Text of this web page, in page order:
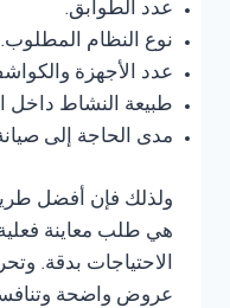
عدد الطوابق.
نوع النظام المطلوب.
عدد الأجهزة
طبيعة النشاط داخل
مدى الحاجة إلى
ولذلك فإن أفضل
هي طلب معاينة
الاحتياجات بدقة.
عروض واضحة